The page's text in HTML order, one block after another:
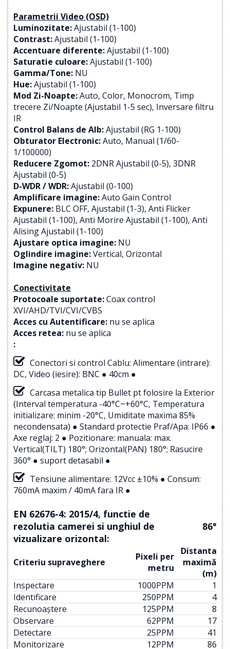
Parametrii Video (OSD)
Luminozitate:Ajustabil (1-100)
Contrast:Ajustabil (1-100)
Accentuare diferente:Ajustabil (1-100)
Saturatie culoare:Ajustabil (1-100)
Gamma/Tone: NU
Hue:Ajustabil (1-100)
Mod Zi-Noapte:Auto, Color, Monocrom, Timp
trecere Zi/Noapte (Ajustabil 1-5 sec), Inversare filtru
IR
Control Balans de Alb:Ajustabil (RG 1-100)
Obturator Electronic:Auto, Manual (1/60-
1/100000)
Reducere Zgomot: 2DNR Ajustabil (0-5), 3DNR
Ajustabil (0-5)
D-WDR / WDR:Ajustabil (0-100)
Amplificare imagine:Auto Gain Control
Expunere: BLC OFF, Ajustabil (1-3), Anti Flicker
Ajustabil (1-100), Anti Morire Ajustabil (1-100), Anti
Alising Ajustabil (1-100)
Ajustare optica imagine: NU
Oglindire imagine:Vertical, Orizontal
Imagine negativ: NU
Conectivitate
Protocoale suportate:Coax control
XVI/AHD/TVI/CVI/CVBS
Acces cu Autentificare: nu se aplica
Acces retea: nu se aplica
:
Conectori si control Cablu: Alimentare (intrare):
DC, Video (iesire): BNC ● 40cm ●
Carcasa metalica tip Bullet pt folosire la Exterior
(Interval temperatura -40°C~+60°C, Temperatura
initializare: minim -20°C, Umiditate maxima 85%
necondensata) ● Standard protectie Praf/Apa: IP66 ●
Axe reglaj: 2 ● Pozitionare: manuala: max.
Vertical(TILT) 180°; Orizontal(PAN) 180°; Rasucire
360° ● suport detasabil ●
Tensiune alimentare: 12Vcc ±10% ● Consum:
760mA maxim / 40mA fara IR ●
EN 62676-4: 2015/4, functie de
rezolutia camerei si unghiul de
vizualizare orizontal:
86°
Criteriu supraveghere
Pixeli per
metru
Distanta
maximă
(m)
Inspectare
1000PPM
1
Identificare
250PPM
4
Recunoaștere
125PPM
8
Observare
62PPM
17
Detectare
25PPM
41
Monitorizare
12PPM 86